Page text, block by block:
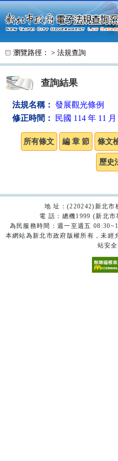
跳至主要內容
瀏覽路徑： > 法規查詢
查詢結果
法規名稱： 發展觀光條例
修正時間：
民國 114 年 11 月
地 址：(220242)新北市
電 話：總機1999 (新北
為民服務時間：週一至週五
本網站為新北市政府版權所有，未經
站安